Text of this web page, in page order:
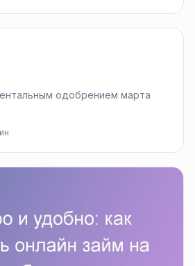
одобрением марта